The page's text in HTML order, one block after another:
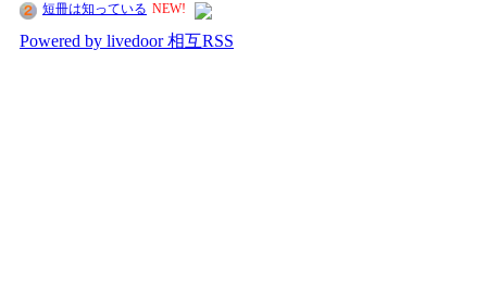
短冊は知っている NEW!
Powered by livedoor 相互RSS